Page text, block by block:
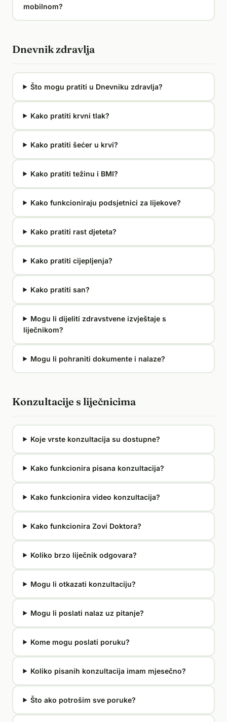
mobilnom?
Dnevnik zdravlja
Što mogu pratiti u Dnevniku zdravlja?
Kako pratiti krvni tlak?
Kako pratiti šećer u krvi?
Kako pratiti težinu i BMI?
Kako funkcioniraju podsjetnici za lijekove?
Kako pratiti rast djeteta?
Kako pratiti cijepljenja?
Kako pratiti san?
Mogu li dijeliti zdravstvene izvještaje s
liječnikom?
Mogu li pohraniti dokumente i nalaze?
Konzultacije s liječnicima
Koje vrste konzultacija su dostupne?
Kako funkcionira pisana konzultacija?
Kako funkcionira video konzultacija?
Kako funkcionira Zovi Doktora?
Koliko brzo liječnik odgovara?
Mogu li otkazati konzultaciju?
Mogu li poslati nalaz uz pitanje?
Kome mogu poslati poruku?
Koliko pisanih konzultacija imam mjesečno?
Što ako potrošim sve poruke?